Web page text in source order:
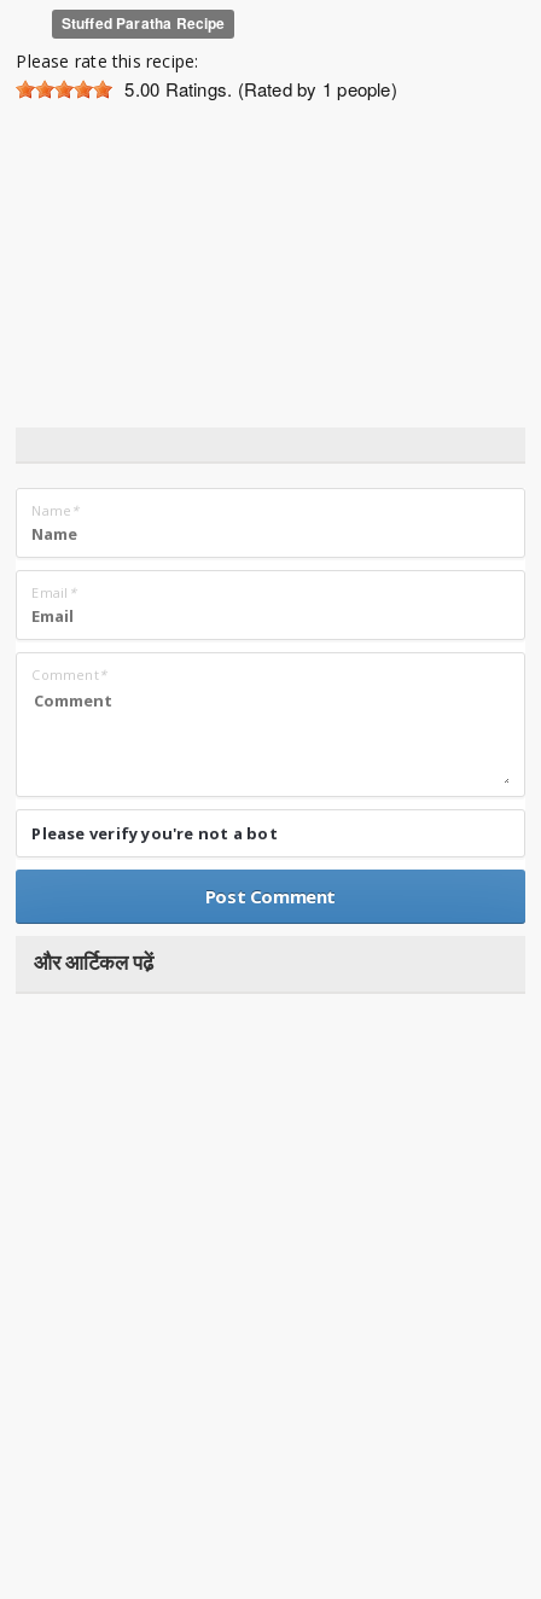
Stuffed Paratha Recipe
Please rate this recipe:
5.00 Ratings. (Rated by 1 people)
Name *
Email *
Comment*
Please verify you're not a bot
और आर्टिकल पढे़ं